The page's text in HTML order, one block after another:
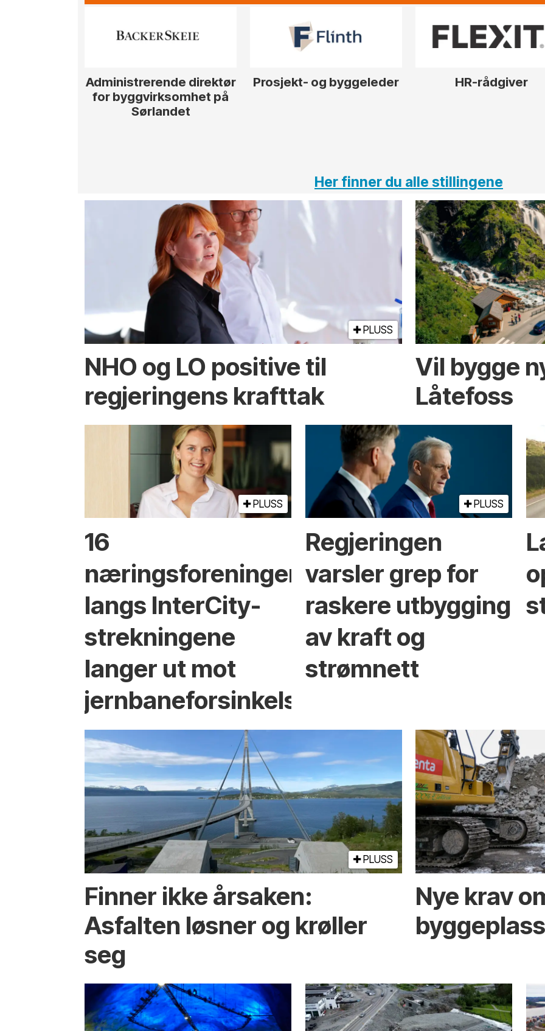
Administrerende direktør
for byggvirksomhet på
Sørlandet
Prosjekt- og byggeleder HR-rådgiver
Her finner du alle stillingene
PLUSS
NHO og LO positive til
regjeringens krafttak
Vil bygge
Låtefoss
PLUSS
16
næringsforeninger
langs InterCity-
strekningene
langer ut mot
jernbaneforsinkelser
PLUSS
Regjeringen
varsler grep for
raskere utbygging
av kraft og
strømnett
PLUSS
Finner ikke årsaken:
Asfalten løsner og krøller
seg
Nye krav